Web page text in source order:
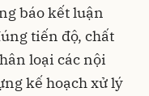
báo kết luận
tiến độ, chất
loại các nội
kế hoạch xử lý